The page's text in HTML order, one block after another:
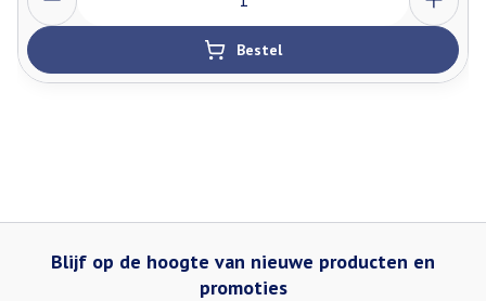
Bestel
Blijf op de hoogte van nieuwe producten en
promoties